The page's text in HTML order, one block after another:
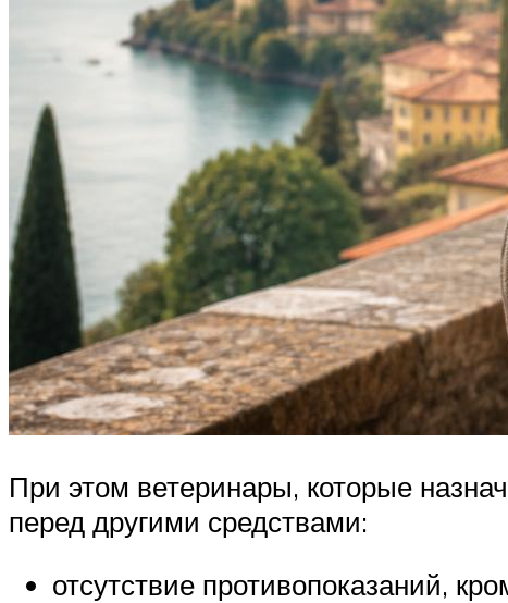
При этом ветеринары, которые
перед другими средствами:
отсутствие противопоказаний,